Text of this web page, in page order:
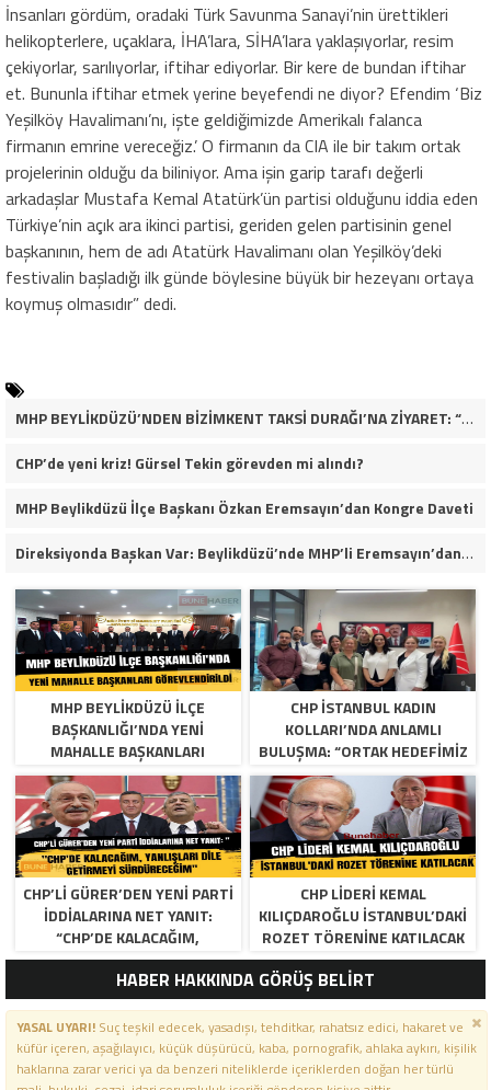
İnsanları gördüm, oradaki Türk Savunma Sanayi’nin ürettikleri
helikopterlere, uçaklara, İHA’lara, SİHA’lara yaklaşıyorlar, resim
çekiyorlar, sarılıyorlar, iftihar ediyorlar. Bir kere de bundan iftihar
et. Bununla iftihar etmek yerine beyefendi ne diyor? Efendim ‘Biz
Yeşilköy Havalimanı’nı, işte geldiğimizde Amerikalı falanca
firmanın emrine vereceğiz.’ O firmanın da CIA ile bir takım ortak
projelerinin olduğu da biliniyor. Ama işin garip tarafı değerli
arkadaşlar Mustafa Kemal Atatürk’ün partisi olduğunu iddia eden
Türkiye’nin açık ara ikinci partisi, geriden gelen partisinin genel
başkanının, hem de adı Atatürk Havalimanı olan Yeşilköy’deki
festivalin başladığı ilk günde böylesine büyük bir hezeyanı ortaya
koymuş olmasıdır” dedi.
MHP BEYLİKDÜZÜ’NDEN BİZİMKENT TAKSİ DURAĞI’NA ZİYARET: “ESNAFIMIZIN YANINDAYIZ”
CHP’de yeni kriz! Gürsel Tekin görevden mi alındı?
MHP Beylikdüzü İlçe Başkanı Özkan Eremsayın’dan Kongre Daveti
Direksiyonda Başkan Var: Beylikdüzü’nde MHP’li Eremsayın’dan Esnafa Tam Destek!
MHP BEYLIKDÜZÜ İLÇE
BAŞKANLIĞI’NDA YENI
MAHALLE BAŞKANLARI
GÖREVLENDIRILDI
CHP İSTANBUL KADIN
KOLLARI’NDA ANLAMLI
BULUŞMA: “ORTAK HEDEFIMIZ
ADALET VE EŞITLIK”
CHP’LI GÜRER’DEN YENI PARTI
İDDIALARINA NET YANIT:
“CHP’DE KALACAĞIM,
YANLIŞLARI DILE GETIRMEYI
SÜRDÜRECEĞIM”
CHP LIDERI KEMAL
KILIÇDAROĞLU İSTANBUL’DAKI
ROZET TÖRENINE KATILACAK
HABER HAKKINDA GÖRÜŞ BELİRT
YASAL UYARI!Suç teşkil edecek, yasadışı, tehditkar, rahatsız edici, hakaret ve
küfür içeren, aşağılayıcı, küçük düşürücü, kaba, pornografik, ahlaka aykırı, kişilik
haklarına zarar verici ya da benzeri niteliklerde içeriklerden doğan her türlü